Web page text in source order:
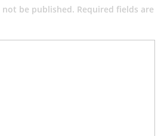
be published. Required fields are